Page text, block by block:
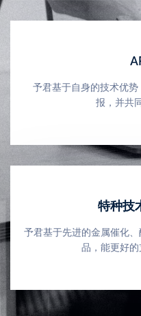
予君基于自身的技术优
报，并共
特种技
予君基于先进的金属催化
品，能更好